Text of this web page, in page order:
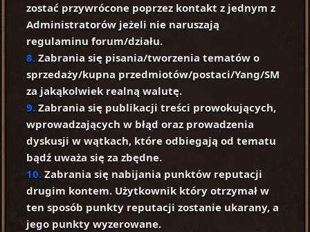
zostać przywrócone poprzez kontakt z jednym z
Administratorów jeżeli nie naruszają
regulaminu forum/działu.
8. Zabrania się pisania/tworzenia tematów o
sprzedaży/kupna przedmiotów/postaci/Yang/SM
za jakąkolwiek realną walutę.
9. Zabrania się publikacji treści prowokujących,
wprowadzających w błąd oraz prowadzenia
dyskusji w wątkach, które odbiegają od tematu
bądź uważa się za zbędne.
10. Zabrania się nabijania punktów reputacji
drugim kontem. Użytkownik który otrzymał w
ten sposób punkty reputacji zostanie ukarany, a
jego punkty wyzerowane.